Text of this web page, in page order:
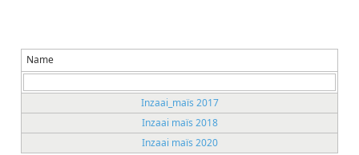
Name
Inzaai_maïs 2017
Inzaai maïs 2018
Inzaai maïs 2020